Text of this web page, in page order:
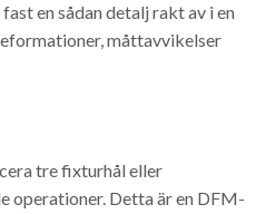
en sådan detalj rakt av i en
måttavvikelser
tre fixturhål eller
operationer. Detta är en DFM-